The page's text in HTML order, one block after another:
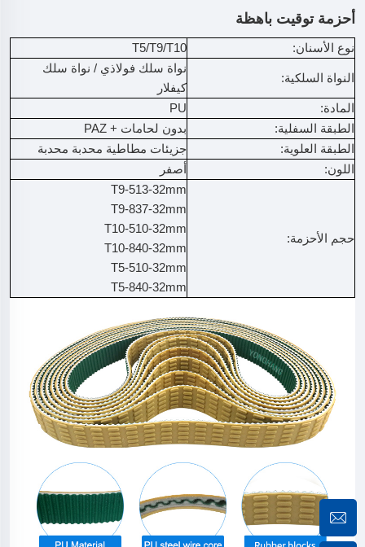
أحزمة توقيت باهظة
نوع الأسنان: T5/T9/T10
النواة السلكية:
نواة سلك فولاذي / نواة سلك
كيفلار
المادة:
PU
الطبقة السفلية:
بدون لحامات + PAZ
الطبقة العلوية:
جزيئات مطاطية محدبة محدبة
اللون:
أصفر
حجم الأحزمة:
T9-513-32mm
T9-837-32mm
T10-510-32mm
T10-840-32mm
T5-510-32mm
T5-840-32mm